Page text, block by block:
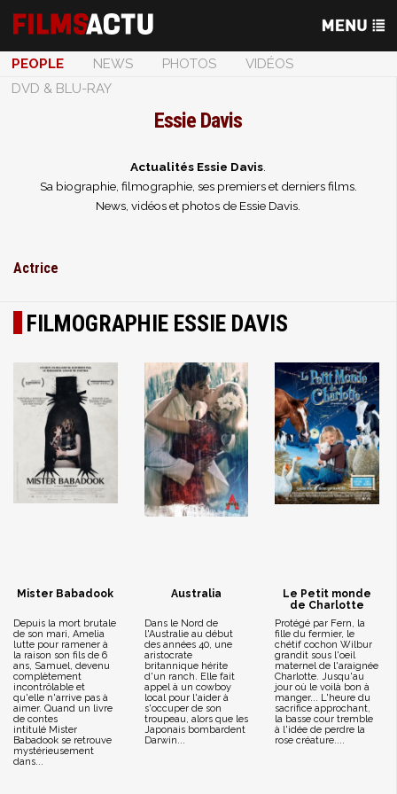
PEOPLE NEWS PHOTOS
VIDÉOS
DVD & BLU-RAY
Essie Davis
Actualités Essie Davis
Sa biographie, filmographie, ses premiers et derniers films.
News, vidéos et photos de Essie Davis.
Actrice
FILMOGRAPHIE ESSIE DAVIS
Mister Babadook
Depuis la mort brutale
de son mari, Amelia
lutte pour ramener à
la raison son fils de 6
ans, Samuel, devenu
complètement
incontrôlable et
qu'elle n'arrive pas à
aimer. Quand un livre
de contes
intitulé Mister
Babadook se retrouve
mystérieusement
dans...
Australia
Dans le Nord de
l'Australie au début
des années 40, une
aristocrate
britannique hérite
d'un ranch. Elle fait
appel à un cowboy
local pour l'aider à
s'occuper de son
troupeau, alors que les
Japonais bombardent
Darwin...
Le Petit monde
de Charlotte
Protégé par Fern, la
fille du fermier, le
chétif cochon Wilbur
grandit sous l'oeil
maternel de l'araignée
Charlotte. Jusqu'au
jour où le voilà bon à
manger... L'heure du
sacrifice approchant,
la basse cour tremble
à l'idée de perdre la
rose créature....